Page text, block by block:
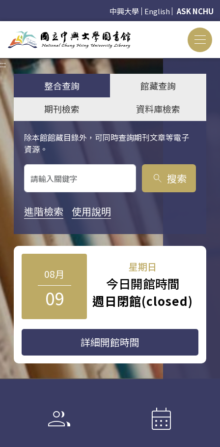
中興大學 English ASK NCHU
:::
整合查詢
館藏查詢
期刊檢索
資料庫檢索
除本館館藏目錄外，可同時查詢期刊文章等電子
資源。
關鍵字搜尋
search 搜索
進階檢索 使用說明
08月
09
星期日
今日開館時間
週日閉館(closed)
詳細開館時間
group calendar_month